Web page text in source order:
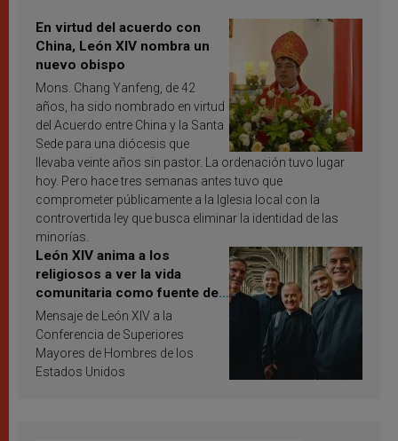
En virtud del acuerdo con
China, León XIV nombra un
nuevo obispo
Mons. Chang Yanfeng, de 42
años, ha sido nombrado en virtud
del Acuerdo entre China y la Santa
Sede para una diócesis que
llevaba veinte años sin pastor. La ordenación tuvo lugar
hoy. Pero hace tres semanas antes tuvo que
comprometer públicamente a la Iglesia local con la
controvertida ley que busca eliminar la identidad de las
minorías.
León XIV anima a los
religiosos a ver la vida
comunitaria como fuente de
inspiración y santificación
Mensaje de León XIV a la
Conferencia de Superiores
Mayores de Hombres de los
Estados Unidos